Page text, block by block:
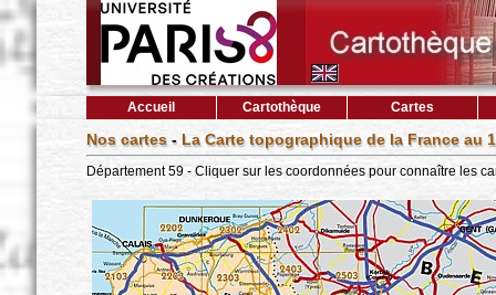
Accueil Cartothèque Cartes
Nos cartes- La Carte topographique de la France au
Département 59 - Cliquer sur les coordonnées pour connaître les